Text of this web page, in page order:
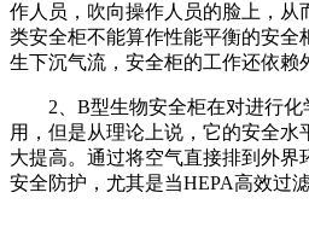
作人员，吹向操作人员的脸上，从
类安全柜不能算作性能平衡的安全
生下沉气流，安全柜的工作还依赖
2、B型生物安全柜在对进行化
用，但是从理论上说，它的安全
大提高。通过将空气直接排到外界
安全防护，尤其是当HEPA高效过